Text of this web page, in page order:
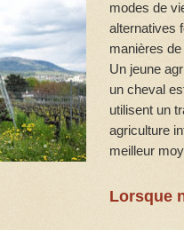
modes de
alternatives
manières
Un jeune
un cheval
utilisent un
agriculture
meilleur
Lorsque